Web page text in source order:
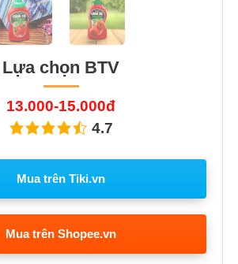
Lựa chọn BTV
13.000-15.000đ
4.7
Mua trên Tiki.vn
Mua trên Shopee.vn